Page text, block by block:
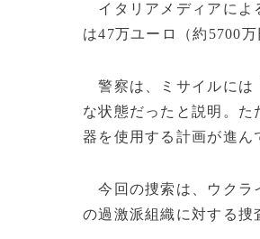
イタリアメディアによ
は47万ユーロ（約5700
警察は、ミサイルには
な状態だったと説明。た
器を使用する計画が進ん
今回の捜索は、ウクラ
の過激派組織に対する